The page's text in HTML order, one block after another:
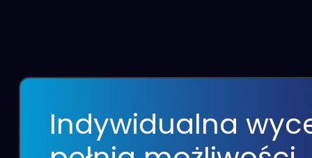
Indywidualna